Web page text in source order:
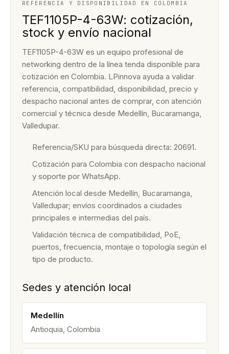
REFERENCIA Y DISPONIBILIDAD EN COLOMBIA
TEF1105P-4-63W: cotización,
stock y envío nacional
TEF1105P-4-63W es un equipo profesional de
networking dentro de la línea tenda disponible para
cotización en Colombia. LPinnova ayuda a validar
referencia, compatibilidad, disponibilidad, precio y
despacho nacional antes de comprar, con atención
comercial y técnica desde Medellín, Bucaramanga,
Valledupar.
Referencia/SKU para búsqueda directa: 20691.
Cotización para Colombia con despacho nacional
y soporte por WhatsApp.
Atención local desde Medellín, Bucaramanga,
Valledupar; envíos coordinados a ciudades
principales e intermedias del país.
Validación técnica de compatibilidad, PoE,
puertos, frecuencia, montaje o topología según el
tipo de producto.
Sedes y atención local
Medellín
Antioquia, Colombia